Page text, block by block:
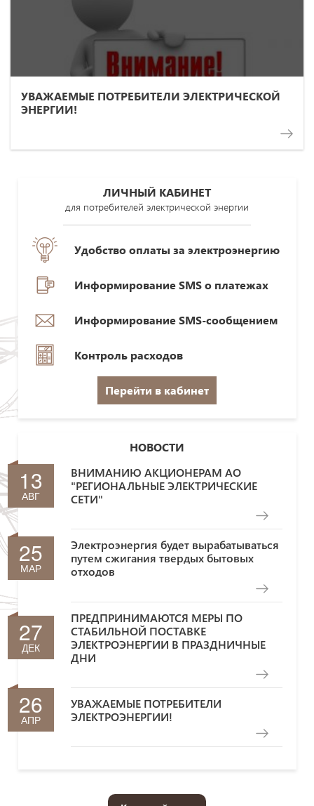
УВАЖАЕМЫЕ ПОТРЕБИТЕЛИ ЭЛЕКТРИЧЕСКОЙ
ЭНЕРГИИ!
ЛИЧНЫЙ КАБИНЕТ
для потребителей электрической энергии
Удобство оплаты за электроэнергию
Информирование SMS о платежах
Информирование SMS-сообщением
Контроль расходов
Перейти в кабинет
НОВОСТИ
13
АВГ
ВНИМАНИЮ АКЦИОНЕРАМ АО
"РЕГИОНАЛЬНЫЕ ЭЛЕКТРИЧЕСКИЕ
СЕТИ"
25
МАР
Электроэнергия будет вырабатываться
путем сжигания твердых бытовых
отходов
27
ДЕК
ПРЕДПРИНИМАЮТСЯ МЕРЫ ПО
СТАБИЛЬНОЙ ПОСТАВКЕ
ЭЛЕКТРОЭНЕРГИИ В ПРАЗДНИЧНЫЕ
ДНИ
26
АПР
УВАЖАЕМЫЕ ПОТРЕБИТЕЛИ
ЭЛЕКТРОЭНЕРГИИ!